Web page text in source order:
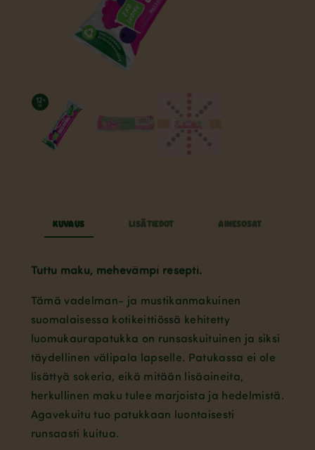
KUVAUS LISÄTIEDOT AINESOSAT
Tuttu maku, mehevämpi resepti.
Tämä vadelman- ja mustikanmakuinen
suomalaisessa kotikeittiössä kehitetty
luomukaurapatukka on runsaskuituinen ja siksi
täydellinen välipala lapselle. Patukassa ei ole
lisättyä sokeria, eikä mitään lisäaineita,
herkullinen maku tulee marjoista ja hedelmistä.
Agavekuitu tuo patukkaan luontaisesti
runsaasti kuitua.